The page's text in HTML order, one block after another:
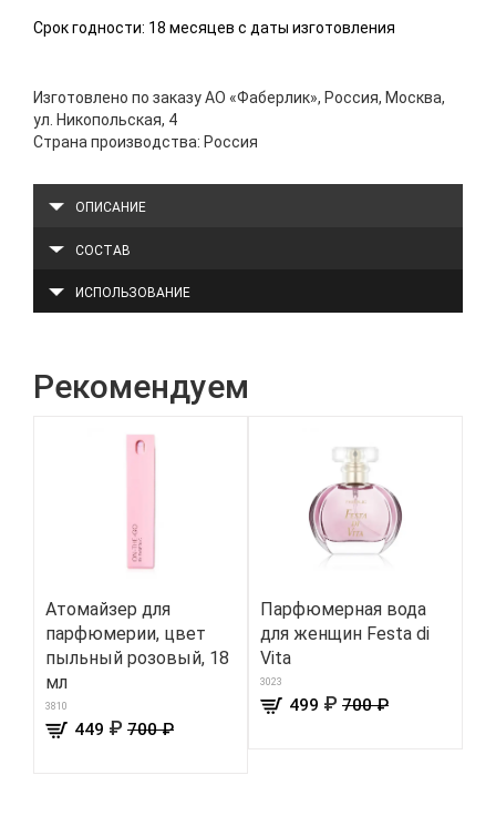
Срок годности: 18 месяцев с даты изготовления
Изготовлено по заказу АО «Фаберлик», Россия, Москва,
ул. Никопольская, 4
Страна производства: Россия
ОПИСАНИЕ
СОСТАВ
ИСПОЛЬЗОВАНИЕ
Рекомендуем
Атомайзер для
парфюмерии, цвет
пыльный розовый, 18
мл
3810
449 ₽ 700 ₽
Парфюмерная вода
для женщин Festa di
Vita
3023
499 ₽ 700 ₽